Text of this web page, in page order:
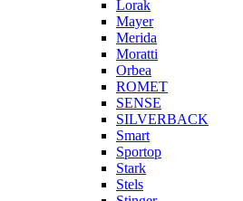
Lorak
Mayer
Merida
Moratti
Orbea
ROMET
SENSE
SILVERBACK
Smart
Sportop
Stark
Stels